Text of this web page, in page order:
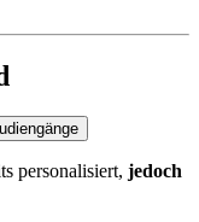
personalisiert, jedoch